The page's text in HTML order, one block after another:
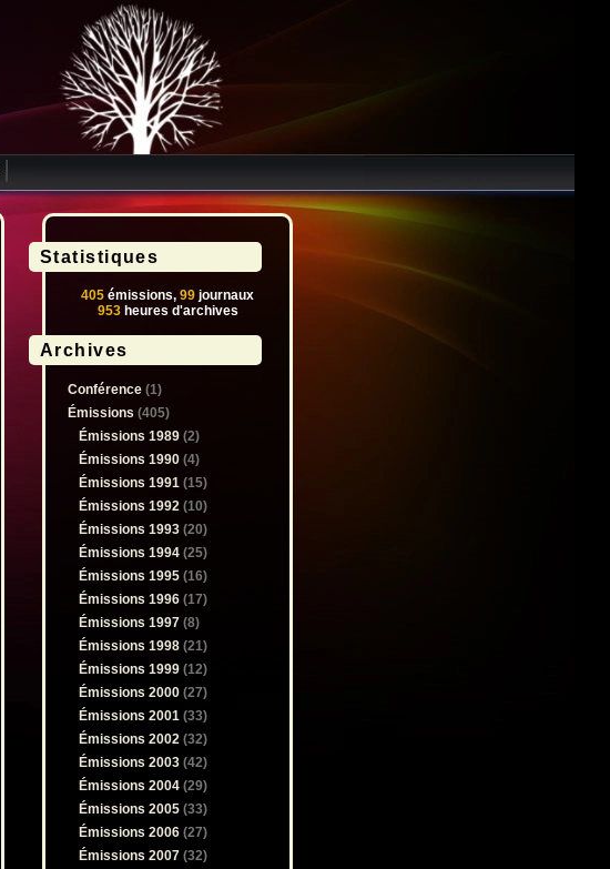
Statistiques
405 émissions, 99 journaux
953heures d'archives
Archives
Conférence (1)
Émissions (405)
Émissions 1989 (2)
Émissions 1990 (4)
Émissions 1991 (15)
Émissions 1992 (10)
Émissions 1993 (20)
Émissions 1994 (25)
Émissions 1995 (16)
Émissions 1996 (17)
Émissions 1997 (8)
Émissions 1998 (21)
Émissions 1999 (12)
Émissions 2000 (27)
Émissions 2001 (33)
Émissions 2002 (32)
Émissions 2003 (42)
Émissions 2004 (29)
Émissions 2005 (33)
Émissions 2006 (27)
Émissions 2007 (32)